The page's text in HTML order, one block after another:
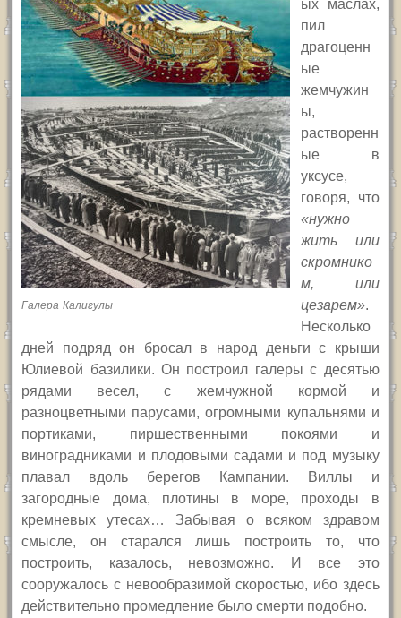
Галера Калигулы
ых маслах,
пил
драгоценн
ые
жемчужин
ы,
растворенн
ые в
уксусе,
говоря, что
«нужно
жить или
скромнико
м, или
цезарем».
Несколько
дней подряд он бросал в народ деньги с крыши
Юлиевой базилики. Он построил галеры с десятью
рядами весел, с жемчужной кормой и
разноцветными парусами, огромными купальнями и
портиками, пиршественными покоями и
виноградниками и плодовыми садами и под музыку
плавал вдоль берегов Кампании. Виллы и
загородные дома, плотины в море, проходы в
кремневых утесах… Забывая о всяком здравом
смысле, он старался лишь построить то, что
построить, казалось, невозможно. И все это
сооружалось с невообразимой скоростью, ибо здесь
действительно промедление было смерти подобно.